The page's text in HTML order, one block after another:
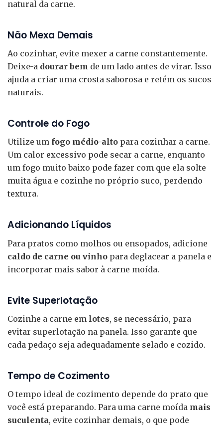
natural da carne.
Não Mexa Demais
Ao cozinhar, evite mexer a carne constantemente.
Deixe-a dourar bem de um lado antes de virar. Isso
ajuda a criar uma crosta saborosa e retém os sucos
naturais.
Controle do Fogo
Utilize um fogo médio-alto para cozinhar a carne.
Um calor excessivo pode secar a carne, enquanto
um fogo muito baixo pode fazer com que ela solte
muita água e cozinhe no próprio suco, perdendo
textura.
Adicionando Líquidos
Para pratos como molhos ou ensopados, adicione
caldo de carne ou vinho para deglacear a panela e
incorporar mais sabor à carne moída.
Evite Superlotação
Cozinhe a carne em lotes, se necessário, para
evitar superlotação na panela. Isso garante que
cada pedaço seja adequadamente selado e cozido.
Tempo de Cozimento
O tempo ideal de cozimento depende do prato que
você está preparando. Para uma carne moída mais
suculenta, evite cozinhar demais, o que pode